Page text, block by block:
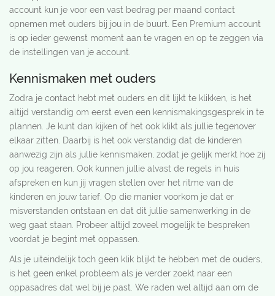
account kun je voor een vast bedrag per maand contact
opnemen met ouders bij jou in de buurt. Een Premium account
is op ieder gewenst moment aan te vragen en op te zeggen via
de instellingen van je account.
Kennismaken met ouders
Zodra je contact hebt met ouders en dit lijkt te klikken, is het
altijd verstandig om eerst even een kennismakingsgesprek in te
plannen. Je kunt dan kijken of het ook klikt als jullie tegenover
elkaar zitten. Daarbij is het ook verstandig dat de kinderen
aanwezig zijn als jullie kennismaken, zodat je gelijk merkt hoe zij
op jou reageren. Ook kunnen jullie alvast de regels in huis
afspreken en kun jij vragen stellen over het ritme van de
kinderen en jouw tarief. Op die manier voorkom je dat er
misverstanden ontstaan en dat dit jullie samenwerking in de
weg gaat staan. Probeer altijd zoveel mogelijk te bespreken
voordat je begint met oppassen.
Als je uiteindelijk toch geen klik blijkt te hebben met de ouders,
is het geen enkel probleem als je verder zoekt naar een
oppasadres dat wel bij je past. We raden wel altijd aan om de